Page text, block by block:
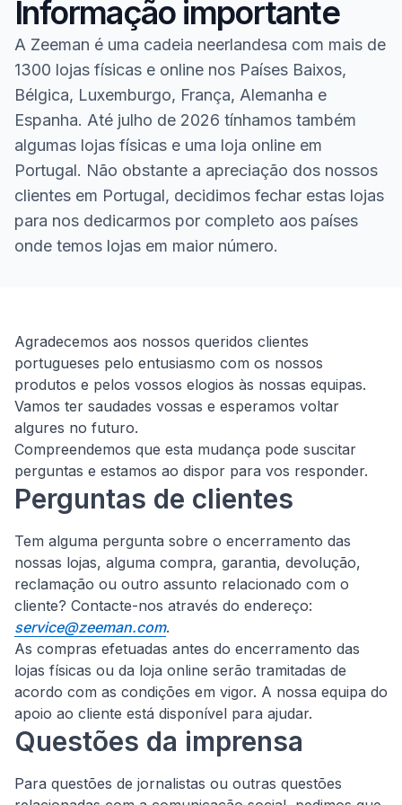
Informação importante
A Zeeman é uma cadeia neerlandesa com mais de
1300 lojas físicas e online nos Países Baixos,
Bélgica, Luxemburgo, França, Alemanha e
Espanha. Até julho de 2026 tínhamos também
algumas lojas físicas e uma loja online em
Portugal. Não obstante a apreciação dos nossos
clientes em Portugal, decidimos fechar estas lojas
para nos dedicarmos por completo aos países
onde temos lojas em maior número.
Homepage
Agradecemos aos nossos queridos clientes
portugueses pelo entusiasmo com os nossos
produtos e pelos vossos elogios às nossas equipas.
Vamos ter saudades vossas e esperamos voltar
algures no futuro.
Compreendemos que esta mudança pode suscitar
perguntas e estamos ao dispor para vos responder.
Perguntas de clientes
Tem alguma pergunta sobre o encerramento das
nossas lojas, alguma compra, garantia, devolução,
reclamação ou outro assunto relacionado com o
cliente? Contacte-nos através do endereço:
service@zeeman.com.
As compras efetuadas antes do encerramento das
lojas físicas ou da loja online serão tramitadas de
acordo com as condições em vigor. A nossa equipa do
apoio ao cliente está disponível para ajudar.
Questões da imprensa
Para questões de jornalistas ou outras questões